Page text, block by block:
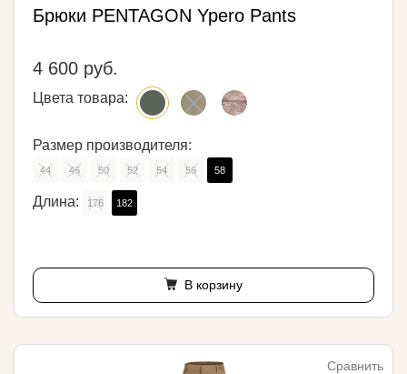
Брюки PENTAGON Ypero Pants
4 600 руб.
Цвета товара:
Размер производителя:
44 46 50 52 54 56 58
Длина: 176 182
В корзину
Сравнить